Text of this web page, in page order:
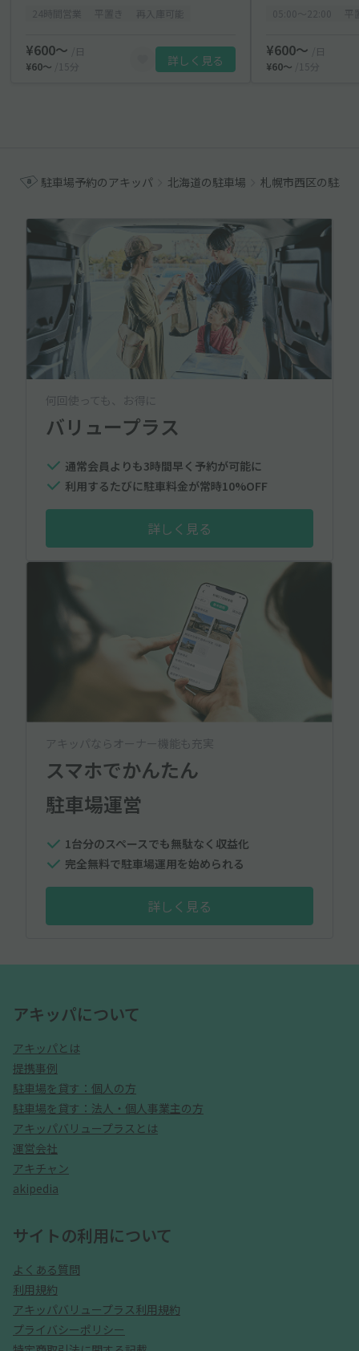
¥600〜
/日
¥60〜
/15分 詳しく見る
¥600〜
/日
¥60〜
/15分
駐車場予約のアキッパ 北海道の駐車場 札幌市西区の駐車
何回使っても、お得に
バリュープラス
通常会員よりも3時間早く予約が可能に
利用するたびに駐車料金が常時10%OFF
詳しく見る
アキッパならオーナー機能も充実
スマホでかんたん
駐車場運営
1台分のスペースでも無駄なく収益化
完全無料で駐車場運用を始められる
詳しく見る
アキッパについて
アキッパとは
提携事例
駐車場を貸す：個人の方
駐車場を貸す：法人・個人事業主の方
アキッパバリュープラスとは
運営会社
アキチャン
akipedia
サイトの利用について
よくある質問
利用規約
アキッパバリュープラス利用規約
プライバシーポリシー